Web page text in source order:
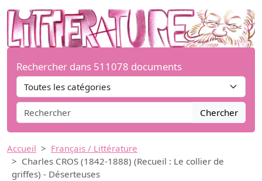
Rechercher dans 511078 documents
Chercher
Accueil
Français / Littérature
Charles CROS (1842-1888) (Recueil : Le collier de
griffes) - Déserteuses